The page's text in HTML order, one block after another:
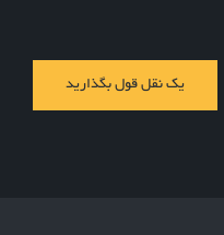
یک نقل قول بگذارید